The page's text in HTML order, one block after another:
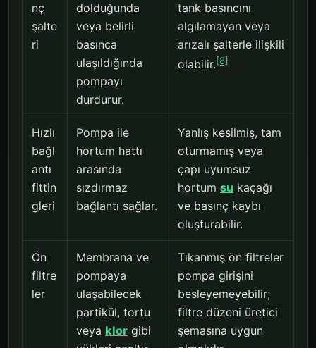
nç
şalte
ri
dolduğunda
veya belirli
basınca
ulaşıldığında
pompayı
durdurur.
tank basıncını
algılamayan veya
arızalı şalterle ilişkili
olabilir.[8]
Hızlı
bağl
antı
fittin
gleri
Pompa ile
hortum hattı
arasında
sızdırmaz
bağlantı sağlar.
Yanlış kesilmiş, tam
oturmamış veya
çapı uyumsuz
hortum su kaçağı
ve basınç kaybı
oluşturabilir.
Ön
filtre
ler
Membrana ve
pompaya
ulaşabilecek
partikül, tortu
veya klor gibi
Tıkanmış ön filtreler
pompa girişini
besleyemeyebilir;
filtre düzeni üretici
şemasına uygun